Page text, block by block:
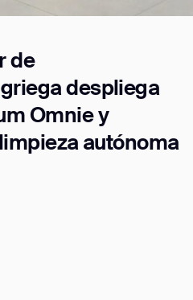
de
despliega
Omnie y
autónoma